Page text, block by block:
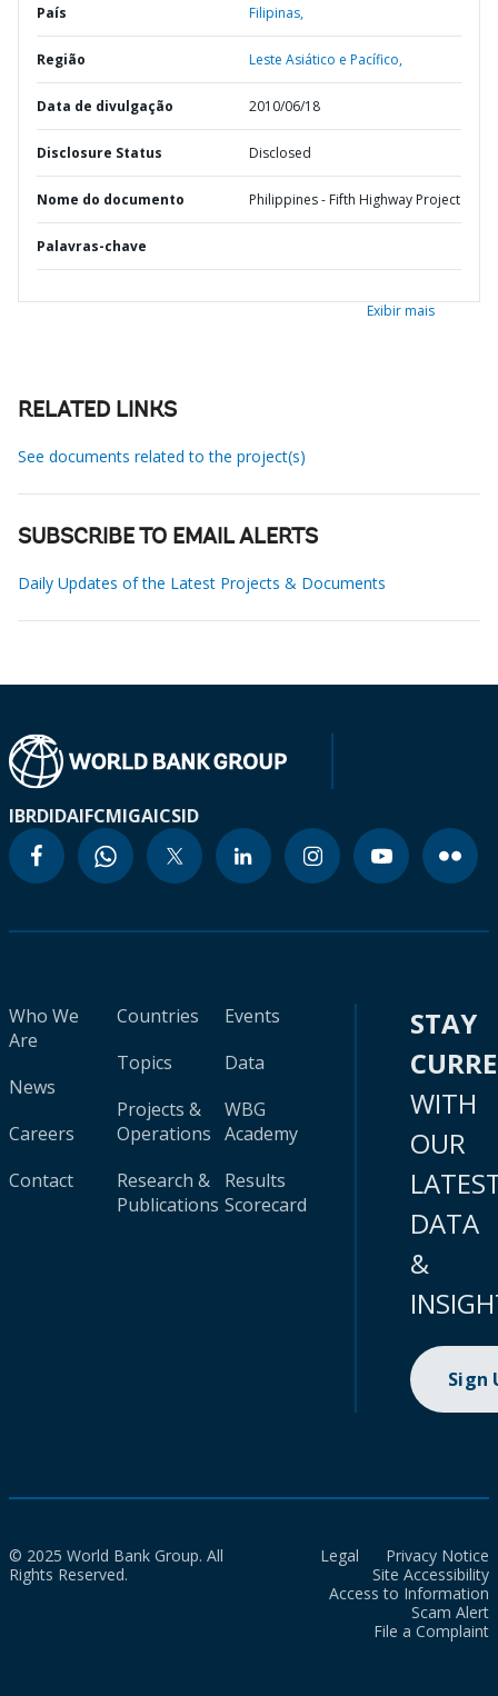
País Filipinas,
Região Leste Asiático e Pacífico,
Data de divulgação 2010/06/18
Disclosure Status Disclosed
Nome do documento Philippines - Fifth Highway Project
Palavras-chave
Exibir mais
RELATED LINKS
See documents related to the project(s)
SUBSCRIBE TO EMAIL ALERTS
Daily Updates of the Latest Projects & Documents
IBRDIDAIFCMIGAICSID
Who We
Are
News
Careers
Contact
Countries
Topics
Projects &
Operations
Research &
Publications
Events
Data
WBG
Academy
Results
Scorecard
STAY
WITH
OUR
DATA
&
Sign
© 2025 World Bank Group. All
Rights Reserved.
Legal
Privacy Notice
Site Accessibility
Access to Information
Scam Alert
File a Complaint